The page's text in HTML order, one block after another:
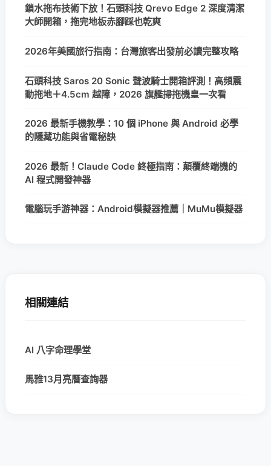
鎖水拖布技術下放！石頭科技 Qrevo Edge 2 深度清潔
大師開箱，拖完地板赤腳踩也乾爽
2026年美國旅行指南：台灣旅客出發前必讀完整攻略
石頭科技 Saros 20 Sonic 聲波騎士開箱評測！高頻震
動拖地＋4.5cm 越障，2026 旗艦掃拖機皇一次看
2026 最新手機教學：10 個 iPhone 與 Android 必學
的隱藏功能與省電秘訣
2026 最新！Claude Code 終極指南：顛覆終端機的
AI 程式開發神器
電腦玩手游神器：Android模擬器推薦｜MuMu模擬器
相關連結
AI 八字命理學堂
馬雅13月亮曆查詢器